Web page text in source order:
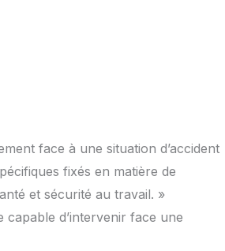
face à une situation d’accident
fixés en matière de
et sécurité au travail. »
d’intervenir face une